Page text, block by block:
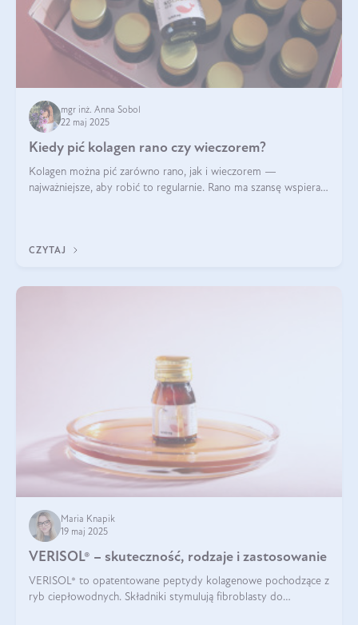
mgr inż. Anna Sobol
22 maj 2025
Kiedy pić kolagen rano czy wieczorem?
Kolagen można pić zarówno rano, jak i wieczorem —
najważniejsze, aby robić to regularnie. Rano ma szansę wspierać
CZYTAJ
Maria Knapik
19 maj 2025
VERISOL® – skuteczność, rodzaje i zastosowanie
VERISOL® to opatentowane peptydy kolagenowe pochodzące z
ryb ciepłowodnych. Składniki stymulują fibroblasty do